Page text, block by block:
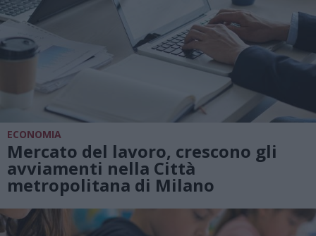
ECONOMIA
Mercato del lavoro, crescono gli
avviamenti nella Città
metropolitana di Milano